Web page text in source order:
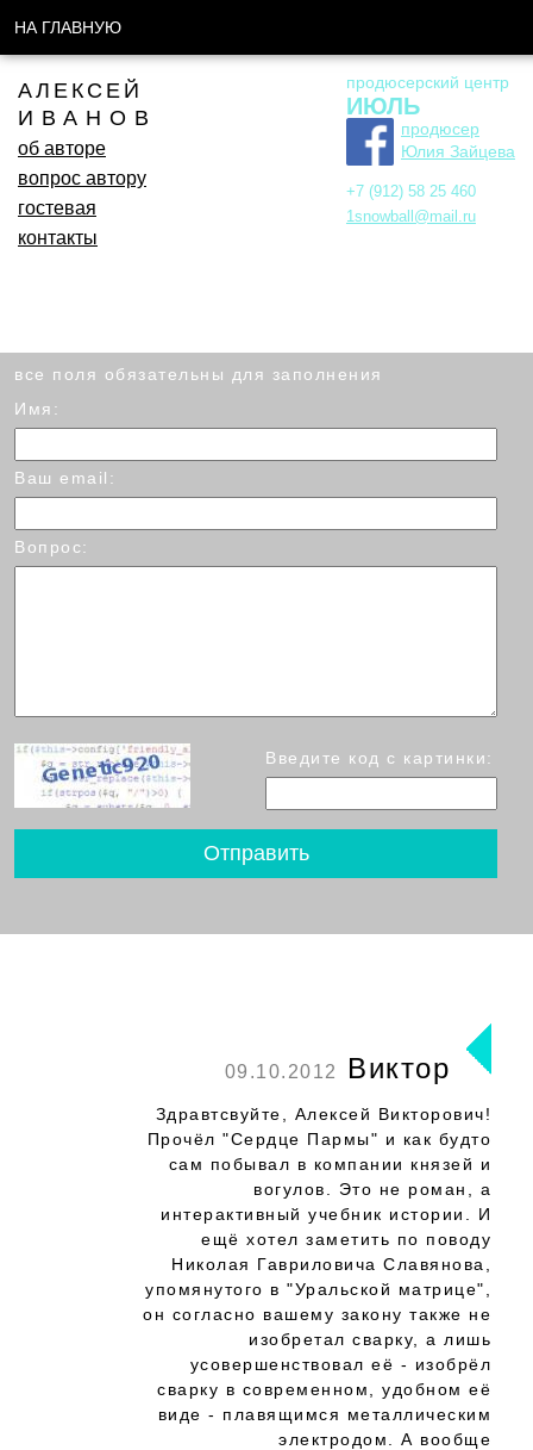
НА ГЛАВНУЮ
АЛЕКСЕЙ
ИВАНОВ
об авторе
вопрос автору
гостевая
контакты
продюсерский центр
ИЮЛЬ
продюсер
Юлия Зайцева
+7 (912) 58 25 460
1snowball@mail.ru
все поля обязательны для заполнения
Имя:
Ваш email:
Вопрос:
Введите код с картинки:
09.10.2012 Виктор
Здравтсвуйте, Алексей Викторович!
Прочёл "Сердце Пармы" и как будто
сам побывал в компании князей и
вогулов. Это не роман, а
интерактивный учебник истории. И
ещё хотел заметить по поводу
Николая Гавриловича Славянова,
упомянутого в "Уральской матрице",
он согласно вашему закону также не
изобретал сварку, а лишь
усовершенствовал её - изобрёл
сварку в современном, удобном её
виде - плавящимся металлическим
электродом. А вообще